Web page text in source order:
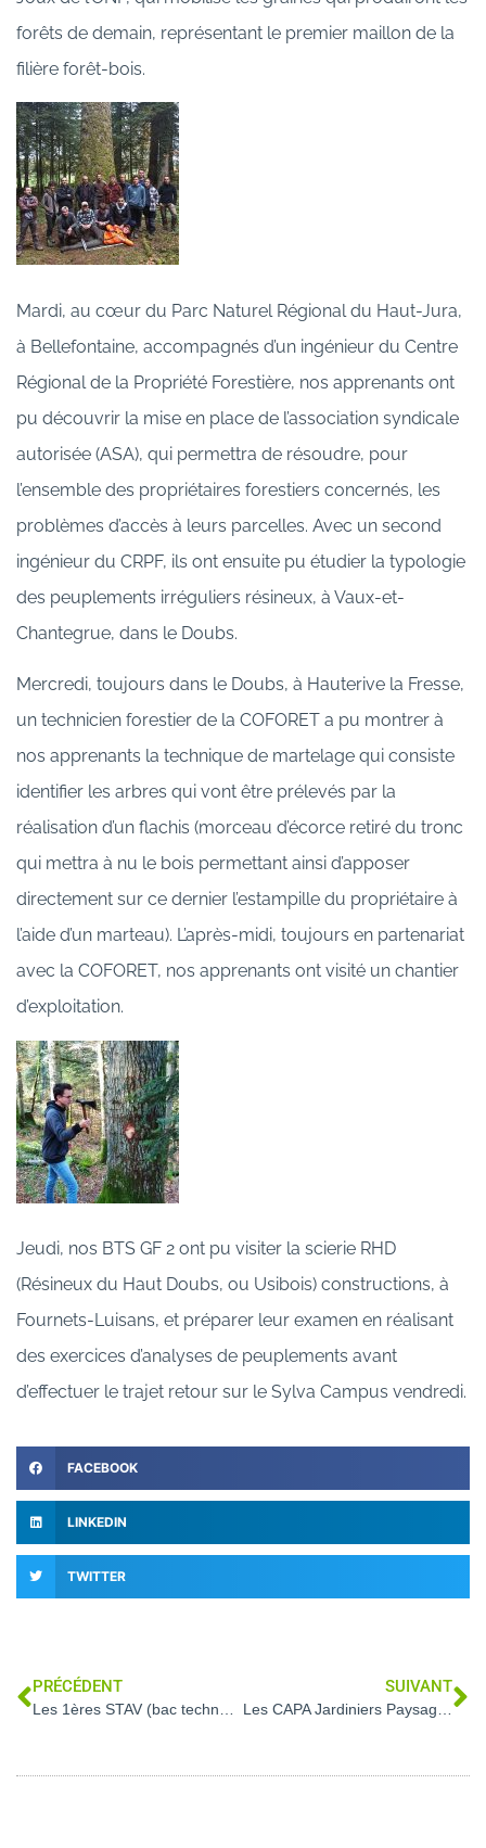
forêts de demain, représentant le premier maillon de la
filière forêt-bois.
Mardi, au cœur du Parc Naturel Régional du Haut-Jura,
à Bellefontaine, accompagnés d’un ingénieur du Centre
Régional de la Propriété Forestière, nos apprenants ont
pu découvrir la mise en place de l’association syndicale
autorisée (ASA), qui permettra de résoudre, pour
l’ensemble des propriétaires forestiers concernés, les
problèmes d’accès à leurs parcelles. Avec un second
ingénieur du CRPF, ils ont ensuite pu étudier la typologie
des peuplements irréguliers résineux, à Vaux-et-
Chantegrue, dans le Doubs.
Mercredi, toujours dans le Doubs, à Hauterive la Fresse,
un technicien forestier de la COFORET a pu montrer à
nos apprenants la technique de martelage qui consiste
identifier les arbres qui vont être prélevés par la
réalisation d’un flachis (morceau d’écorce retiré du tronc
qui mettra à nu le bois permettant ainsi d’apposer
directement sur ce dernier l’estampille du propriétaire à
l’aide d’un marteau). L’après-midi, toujours en partenariat
avec la COFORET, nos apprenants ont visité un chantier
d’exploitation.
Jeudi, nos BTS GF 2 ont pu visiter la scierie RHD
(Résineux du Haut Doubs, ou Usibois) constructions, à
Fournets-Luisans, et préparer leur examen en réalisant
des exercices d’analyses de peuplements avant
d’effectuer le trajet retour sur le Sylva Campus vendredi.
FACEBOOK
LINKEDIN
TWITTER
PRÉCÉDENT
Les 1ères STAV (bac techno environnement) en visite à l’Espinou
SUIVANT
Les CAPA Jardiniers Paysagistes participent à l’embellissement de la ville